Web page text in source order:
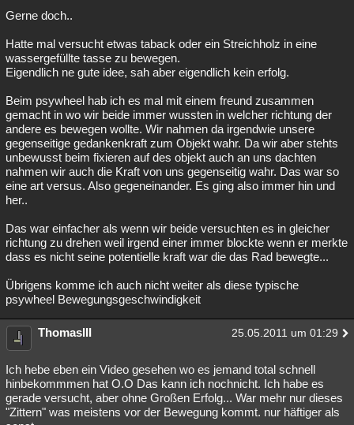
Gerne doch..
Hatte mal versucht etwas taback oder ein Streichholz in eine
wassergefüllte tasse zu bewegen.
Eigendlich ne gute idee, sah aber eigendlich kein erfolg.
Beim psywheel hab ich es mal mit einem freund zusammen
gemacht in wo wir beide immer wussten in welcher richtung der
andere es bewegen wollte. Wir nahmen da irgendwie unsere
gegenseitige gedankenkraft zum Objekt wahr. Da wir aber stehts
unbewusst beim fixieren auf des objekt auch an uns dachten
nahmen wir auch die Kraft von uns gegenseitig wahr. Das war so
eine art versus. Also gegeneinander. Es ging also immer hin und
her..
Das war einfacher als wenn wir beide versuchten es in gleicher
richtung zu drehen weil irgend einer immer blockte wenn er merkte
dass es nicht seine potentielle kraft war die das Rad bewegte...
Übrigens komme ich auch nicht weiter als diese typische
psywheel Bewegungsgeschwindigkeit
ThomasIII 25.05.2011 um 01:29
Ich hebe eben ein Video gesehen wo es jemand total schnell
hinbekommmen hat O.O Das kann ich nochnicht. Ich habe es
gerade versucht, aber ohne Großen Erfolg... War mehr nur dieses
"Zittern" was meistens vor der Bewegung kommt. nur häftiger als